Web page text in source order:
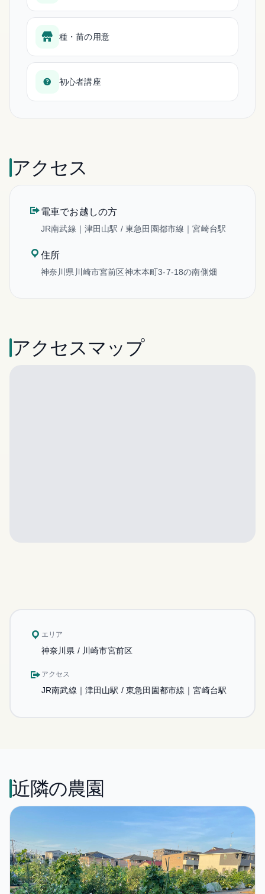
種・苗の用意
初心者講座
アクセス
電車でお越しの方
JR南武線｜津田山駅 / 東急田園都市線｜宮崎台駅
住所
神奈川県川崎市宮前区神木本町3-7-18の南側畑
アクセスマップ
エリア
神奈川県 / 川崎市宮前区
アクセス
JR南武線｜津田山駅 / 東急田園都市線｜宮崎台駅
近隣の農園